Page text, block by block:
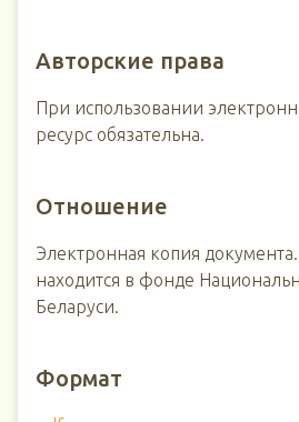
Авторские права
При использовании
ресурс обязательна.
Отношение
Электронная копия
находится в фонде
Беларуси.
Формат